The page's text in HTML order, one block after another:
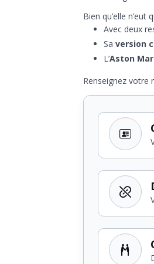
Bien qu’elle
Avec deux
Sa version
L’Aston
Renseignez votre